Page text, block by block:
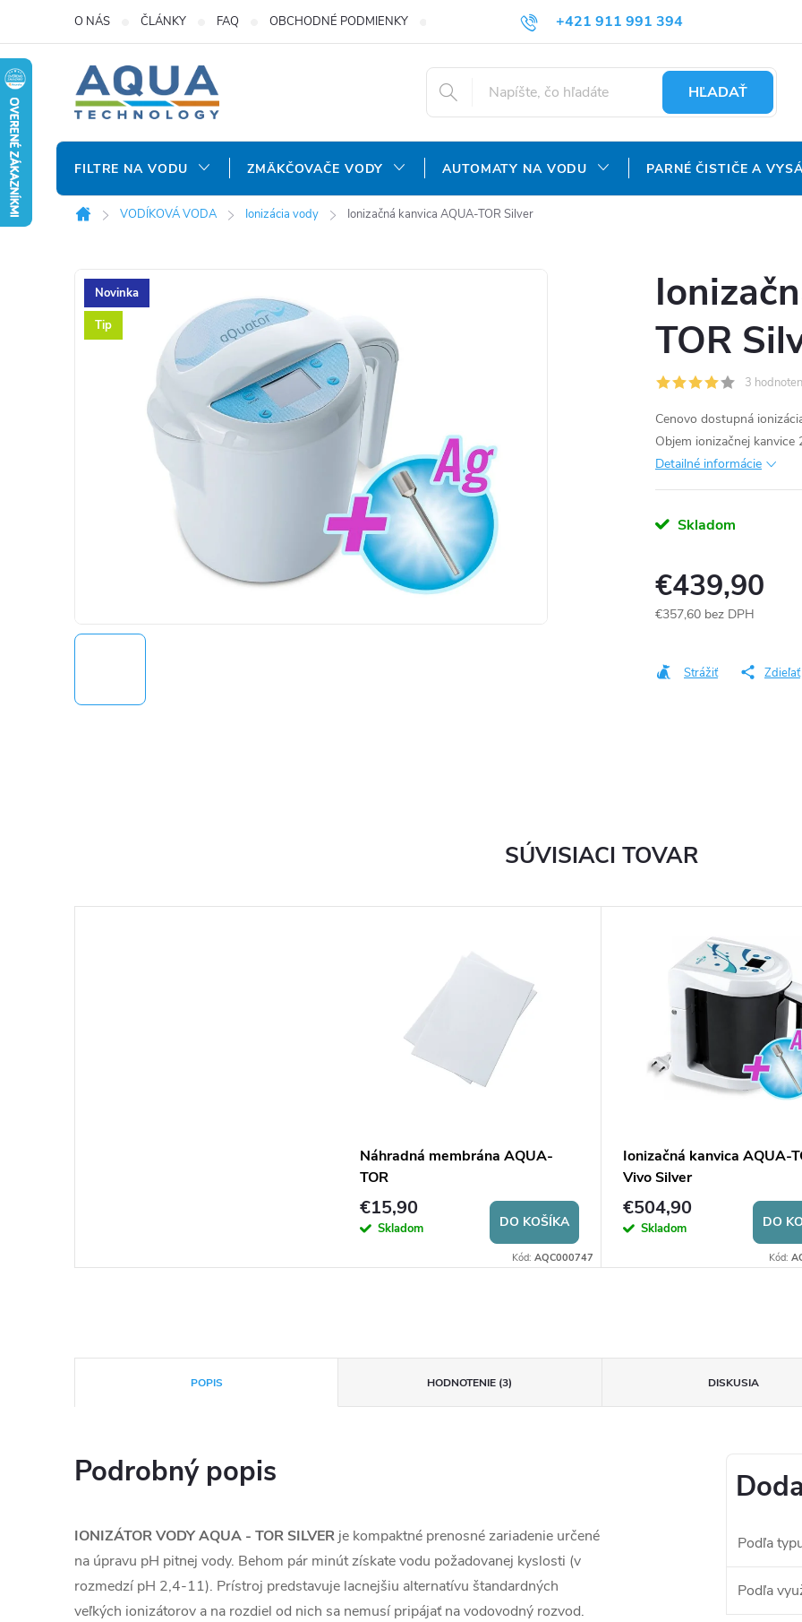
obsah
+421 911 991 394
info@aquatechnology.sk
O NÁS ČLÁNKY FAQ OBCHODNÉ PODMIENKY REKLAMAČNÝ PORIADOK OCHRANA OSOBNÝCH ÚDAJOV
HĽADAŤ
FILTRE NA VODU ZMÄKČOVAČE VODY AUTOMATY NA VODU PARNÉ ČISTIČE A
Domov
VODÍKOVÁ VODA Ionizácia vody Ionizačná kanvica AQUA-TOR Silver
Novinka
Tip
TOR
3
Cenovo dostupná
Objem ionizačnej
Detailné informácie
Skladom
€439,90
€357,60 bez DPH
Strážiť Zdieľať
POPIS HODNOTENIE (3) DISKUSIA
Podrobný popis
IONIZÁTOR VODY AQUA - TOR SILVER je kompaktné prenosné zariadenie určené
na úpravu pH pitnej vody. Behom pár minút získate vodu požadovanej kyslosti (v
rozmedzí pH 2,4-11). Prístroj predstavuje lacnejšiu alternatívu štandardných
veľkých ionizátorov a na rozdiel od nich sa nemusí pripájať na vodovodný rozvod.
Podľa
Podľa
SÚVISIACI TOVAR
Náhradná membrána AQUA-
TOR
€15,90
Skladom DO KOŠÍKA
Kód: AQC000747
Ionizačná kanvica AQUA-
Vivo Silver
€504,90
Skladom DO
Kód: